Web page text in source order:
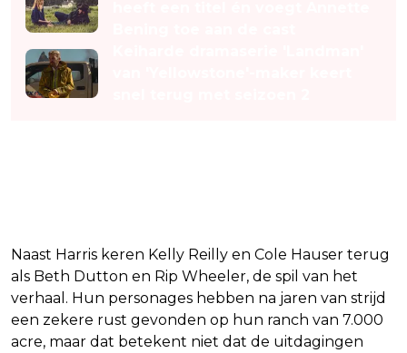
Naast Harris keren Kelly Reilly en Cole Hauser terug
als Beth Dutton en Rip Wheeler, de spil van het
verhaal. Hun personages hebben na jaren van strijd
een zekere rust gevonden op hun ranch van 7.000
acre, maar dat betekent niet dat de uitdagingen